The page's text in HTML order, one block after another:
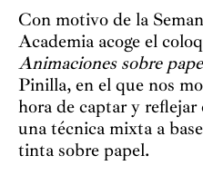
Con motivo de la
Academia acoge el
Animaciones sobre
Pinilla, en el que nos
hora de captar y
una técnica mixta a
tinta sobre papel.